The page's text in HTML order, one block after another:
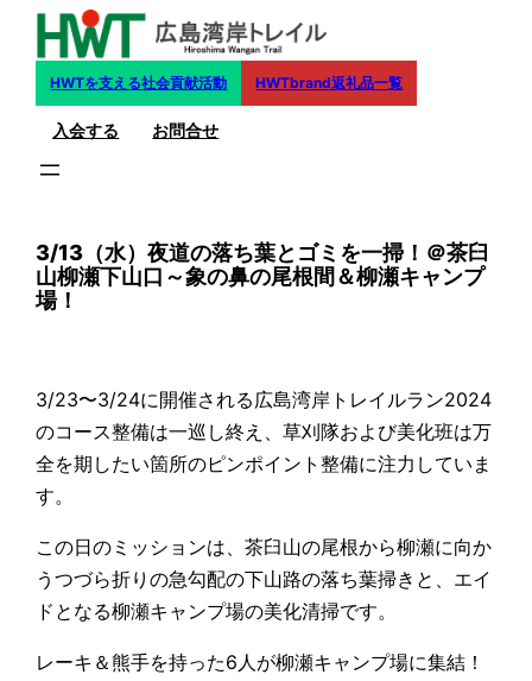
HWTを支える社会貢献活動 HWTbrand返礼品一覧
入会する お問合せ
3/13（水）夜道の落ち葉とゴミを一掃！＠茶臼
山柳瀬下山口～象の鼻の尾根間＆柳瀬キャンプ
場！
3/23〜3/24に開催される広島湾岸トレイルラン2024
のコース整備は一巡し終え、草刈隊および美化班は万
全を期したい箇所のピンポイント整備に注力していま
す。
この日のミッションは、茶臼山の尾根から柳瀬に向か
うつづら折りの急勾配の下山路の落ち葉掃きと、エイ
ドとなる柳瀬キャンプ場の美化清掃です。
レーキ＆熊手を持った6人が柳瀬キャンプ場に集結！